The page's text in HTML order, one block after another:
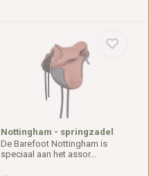
Nottingham - springzadel
De Barefoot Nottingham is
speciaal aan het assor...